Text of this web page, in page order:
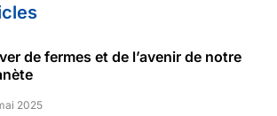
de fermes et de l’avenir de notre
2025